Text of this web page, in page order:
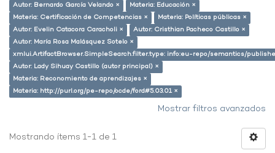
Autor: Bernardo García Velando ×
Materia: Educación ×
Materia: Certificación de Competencias ×
Materia: Políticas públicas ×
Autor: Evelin Catacora Caracholi ×
Autor: Cristhian Pacheco Castillo ×
Autor: María Rosa Malásquez Sotelo ×
xmlui.ArtifactBrowser.SimpleSearch.filter.type: info:eu-repo/semantics/
Autor: Lady Sihuay Castillo (autor principal) ×
Materia: Reconomiento de aprendizajes ×
Materia: http://purl.org/pe-repo/ocde/ford#5.03.01 ×
Mostrar filtros avanzados
Mostrando ítems 1-1 de 1